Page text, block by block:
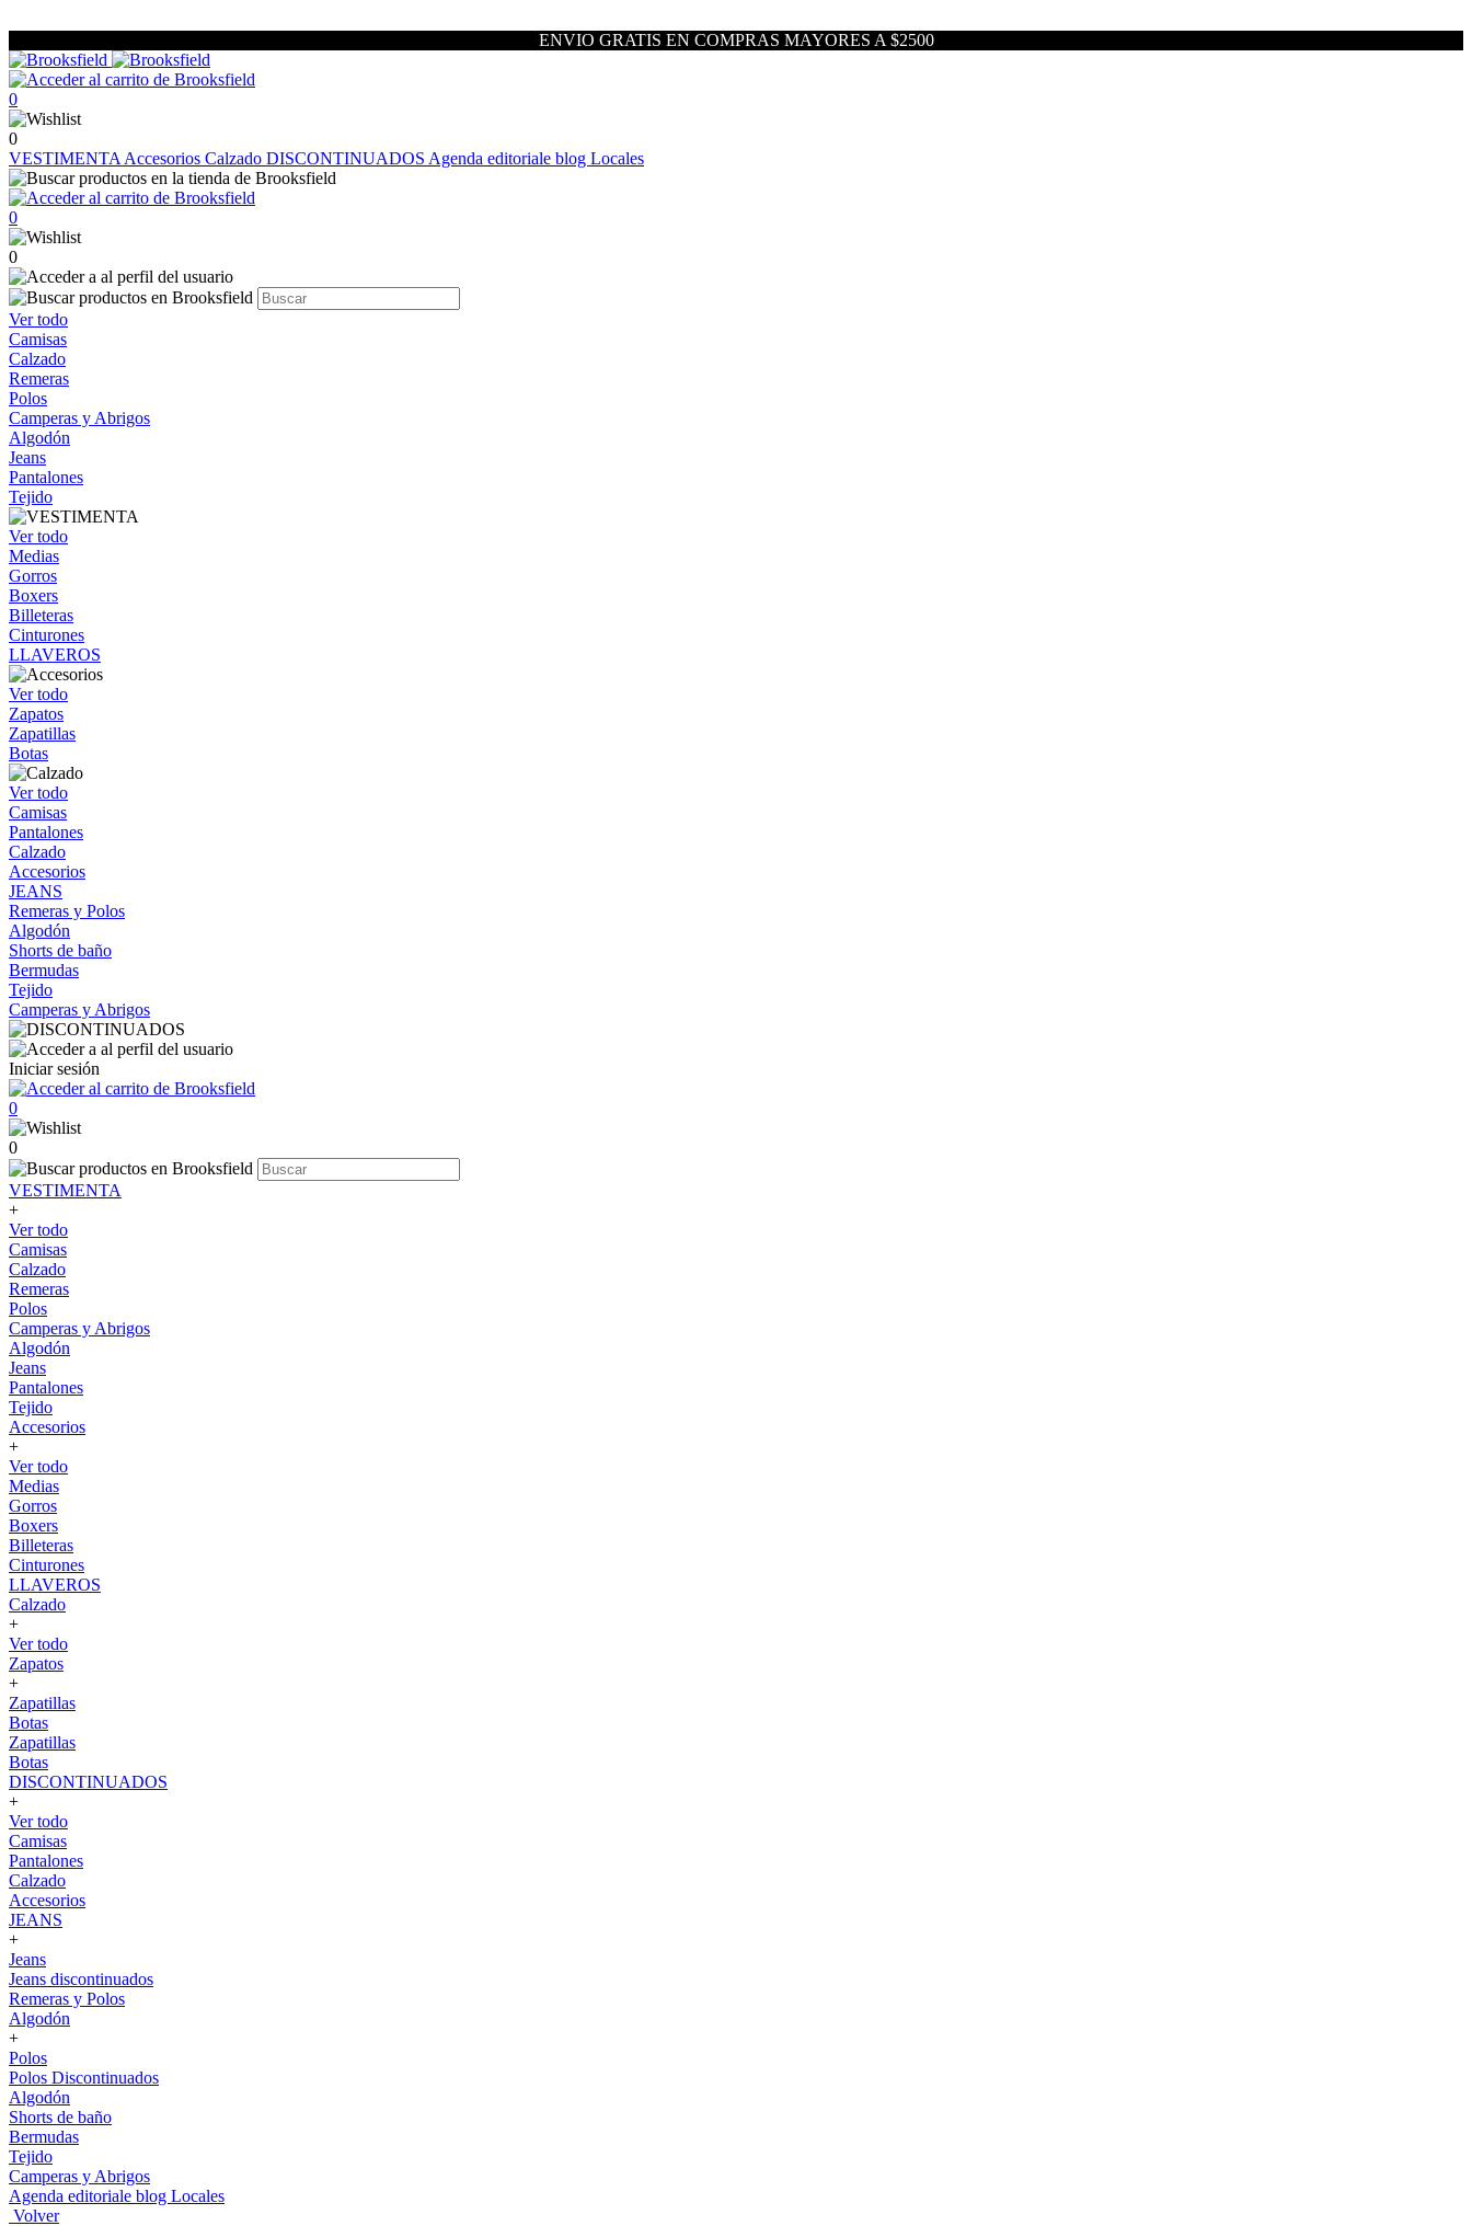
ENVIO GRATIS EN COMPRAS MAYORES A $2500
0
0
VESTIMENTA Accesorios Calzado DISCONTINUADOS Agenda editoriale blog Locales
0
0
Ver todo
Camisas
Calzado
Remeras
Polos
Camperas y Abrigos
Algodón
Jeans
Pantalones
Tejido
Ver todo
Medias
Gorros
Boxers
Billeteras
Cinturones
LLAVEROS
Ver todo
Zapatos
Zapatillas
Botas
Ver todo
Camisas
Pantalones
Calzado
Accesorios
JEANS
Remeras y Polos
Algodón
Shorts de baño
Bermudas
Tejido
Camperas y Abrigos
Iniciar sesión
0
0
VESTIMENTA
+
Ver todo
Camisas
Calzado
Remeras
Polos
Camperas y Abrigos
Algodón
Jeans
Pantalones
Tejido
Accesorios
+
Ver todo
Medias
Gorros
Boxers
Billeteras
Cinturones
LLAVEROS
Calzado
+
Ver todo
Zapatos
+
Zapatillas
Botas
Zapatillas
Botas
DISCONTINUADOS
+
Ver todo
Camisas
Pantalones
Calzado
Accesorios
JEANS
+
Jeans
Jeans discontinuados
Remeras y Polos
Algodón
+
Polos
Polos Discontinuados
Algodón
Shorts de baño
Bermudas
Tejido
Camperas y Abrigos
Agenda editoriale blog Locales
Volver